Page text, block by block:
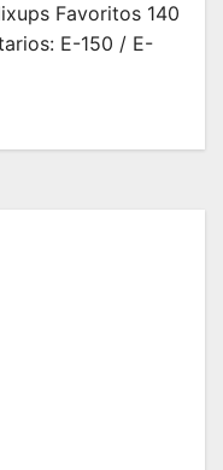
Favoritos 140
E-150 / E-